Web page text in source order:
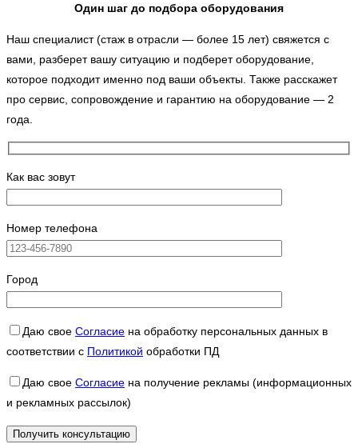
Один шаг до подбора оборудования
Наш специалист (стаж в отрасли — более 15 лет) свяжется с
вами, разберет вашу ситуацию и подберет оборудование,
которое подходит именно под ваши объекты. Также расскажет
про сервис, сопровождение и гарантию на оборудование — 2
года.
Как вас зовут
Номер телефона
Город
Даю свое Согласие на обработку персональных данных в
соответствии с Политикой обработки ПД
Даю свое Согласие на получение рекламы (информационных
и рекламных рассылок)